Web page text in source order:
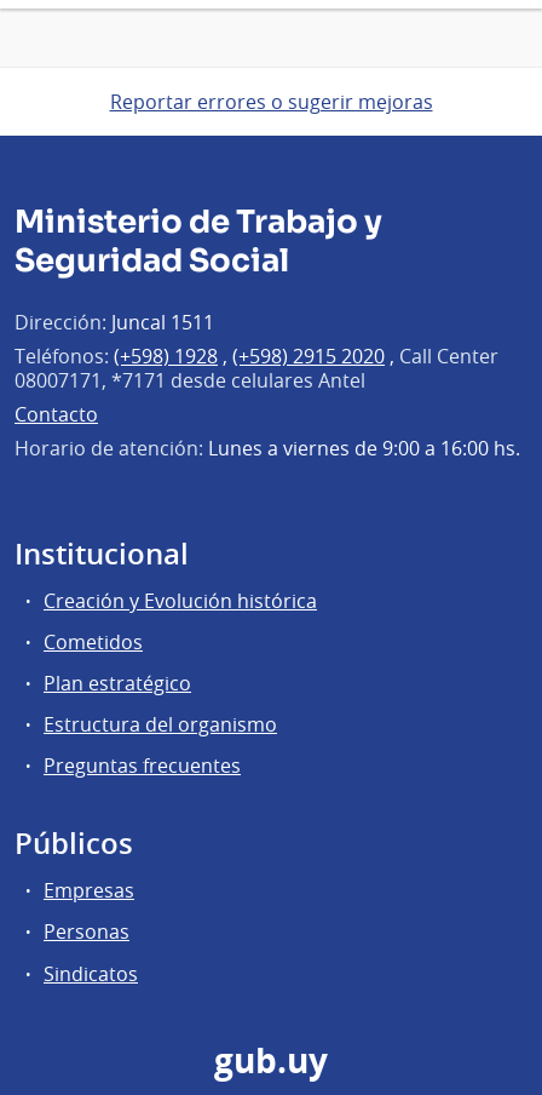
Reportar errores o sugerir mejoras
Ministerio de Trabajo y
Seguridad Social
Dirección: Juncal 1511
Teléfonos: (+598) 1928 , (+598) 2915 2020 , Call Center
08007171, *7171 desde celulares Antel
Contacto
Horario de atención: Lunes a viernes de 9:00 a 16:00 hs.
Institucional
Creación y Evolución histórica
Cometidos
Plan estratégico
Estructura del organismo
Preguntas frecuentes
Públicos
Empresas
Personas
Sindicatos
gub.uy